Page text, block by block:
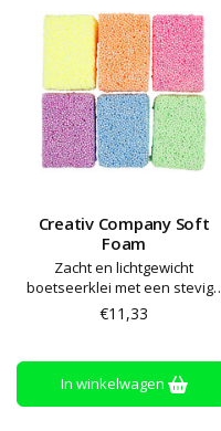
Creativ Company Soft
Foam
Zacht en lichtgewicht
boetseerklei met een stevige
consistentie van styropor
balletjes. Droogt niet aan de
gebruikt worden.
€11,33
In winkelwagen